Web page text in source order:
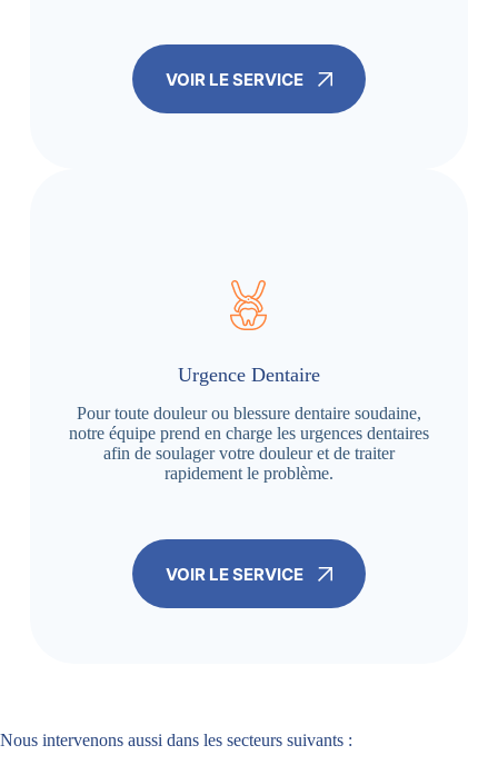
VOIR LE SERVICE
Urgence Dentaire
Pour toute douleur ou blessure dentaire soudaine,
notre équipe prend en charge les urgences dentaires
afin de soulager votre douleur et de traiter
rapidement le problème.
VOIR LE SERVICE
Nous intervenons aussi dans les secteurs suivants :